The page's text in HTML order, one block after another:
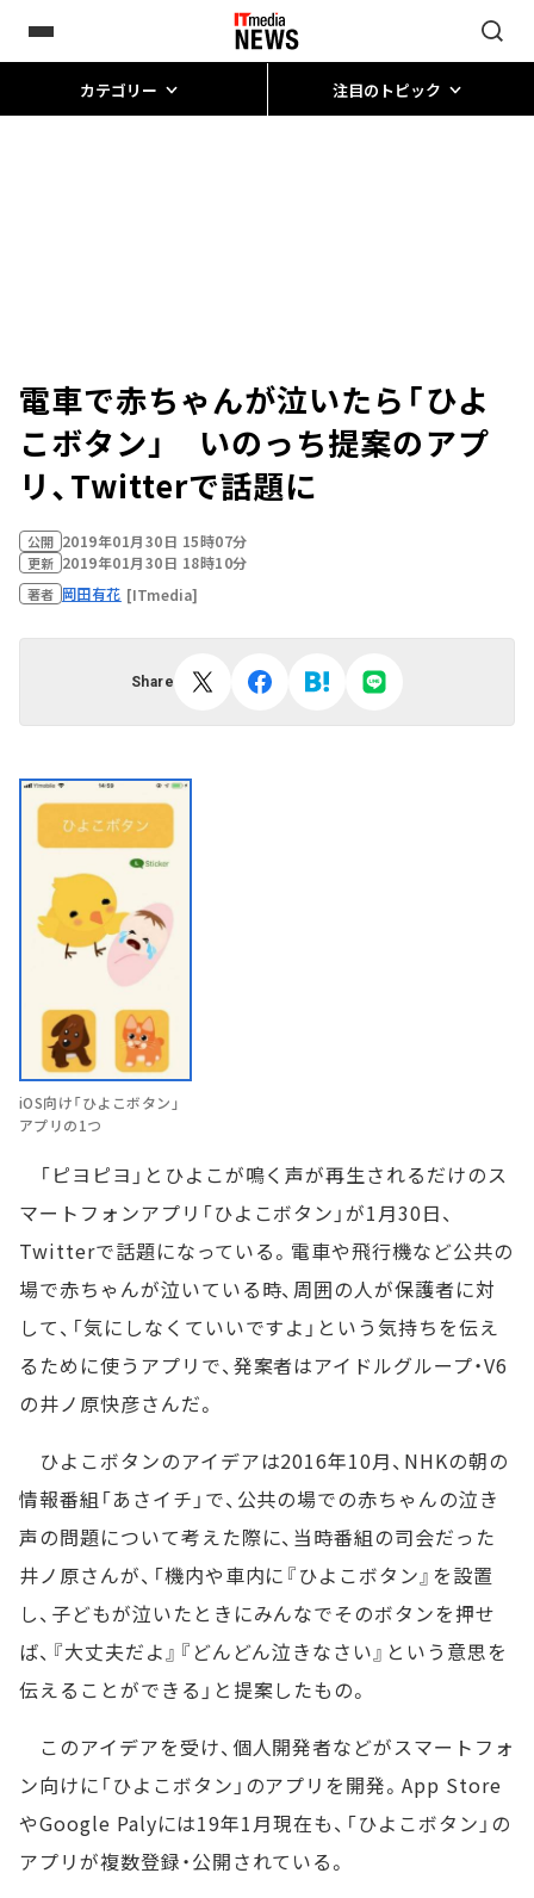
カテゴリー 注目のトピック
電車で赤ちゃんが泣いたら「ひよ
こボタン」 いのっち提案のアプ
リ、Twitterで話題に
公開 2019年01月30日 15時07分
更新 2019年01月30日 18時10分
著者 岡田有花 [ITmedia]
Share
iOS向け「ひよこボタン」
アプリの1つ
「ピヨピヨ」とひよこが鳴く声が再生されるだけのス
マートフォンアプリ「ひよこボタン」が1月30日、
Twitterで話題になっている。電車や飛行機など公共の
場で赤ちゃんが泣いている時、周囲の人が保護者に対
して、「気にしなくていいですよ」という気持ちを伝え
るために使うアプリで、発案者はアイドルグループ・V6
の井ノ原快彦さんだ。
ひよこボタンのアイデアは2016年10月、NHKの朝の
情報番組「あさイチ」で、公共の場での赤ちゃんの泣き
声の問題について考えた際に、当時番組の司会だった
井ノ原さんが、「機内や車内に『ひよこボタン』を設置
し、子どもが泣いたときにみんなでそのボタンを押せ
ば、『大丈夫だよ』『どんどん泣きなさい』という意思を
伝えることができる」と提案したもの。
このアイデアを受け、個人開発者などがスマートフォ
ン向けに「ひよこボタン」のアプリを開発。App Store
やGoogle Palyには19年1月現在も、「ひよこボタン」の
アプリが複数登録・公開されている。